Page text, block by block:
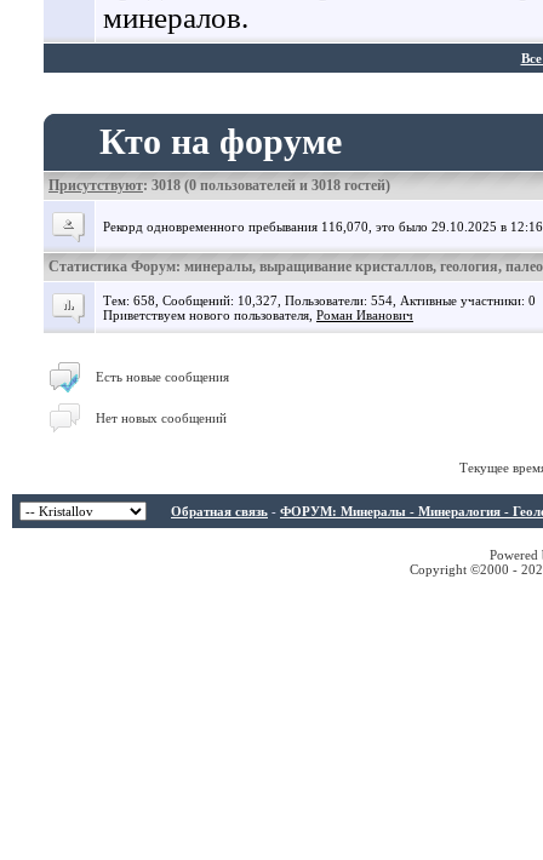
минералов.
Кто на форуме
Присутствуют: 3018 (0 пользователей и 3018 гостей)
Рекорд одновременного пребывания 116,070, это было 29.10.2025 в
Статистика Форум: минералы, выращивание кристаллов, геология,
Тем: 658, Сообщений: 10,327, Пользователи: 554, Активные участники: 0
Приветствуем нового пользователя, Роман Иванович
Есть новые сообщения
Нет новых сообщений
Текущее
Обратная связь - ФОРУМ: Минералы - Минералогия -
Copyright ©2000 -